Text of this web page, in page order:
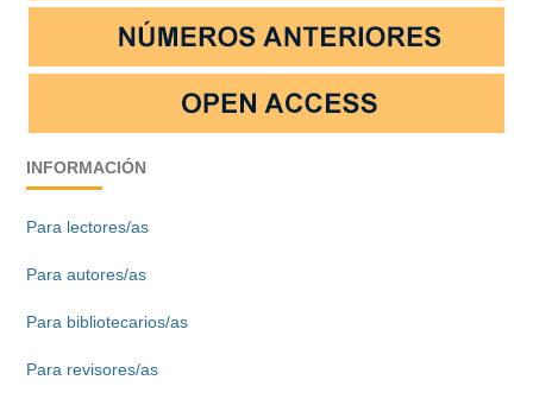
INFORMACIÓN
Para lectores/as
Para autores/as
Para bibliotecarios/as
Para revisores/as